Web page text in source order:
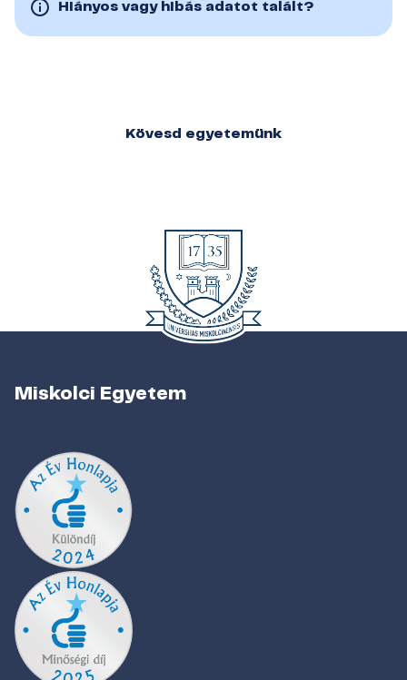
Hiányos vagy hibás adatot talált?
Kövesd egyetemünk
Miskolci Egyetem